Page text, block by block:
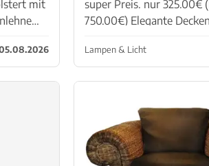
mit
Der
nu...
super Preis. nur 325.00€
750.00€) Elegante
60cm Metallgestell in weisser Farbe,
Kristallteile aus Glas,
Lampen & Licht